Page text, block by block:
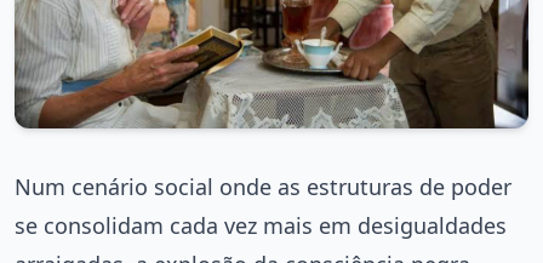
Num cenário social onde as estruturas de poder
se consolidam cada vez mais em desigualdades